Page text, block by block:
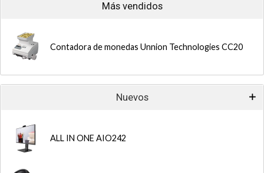
Más vendidos
Contadora de monedas Unnion Technologies CC20
Nuevos
ALL IN ONE AIO242